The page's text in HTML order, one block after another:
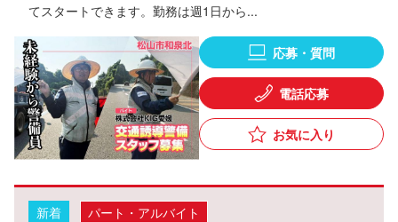
てスタートできます。勤務は週1日から...
応募・質問
電話応募
お気に入り
新着
パート・アルバイト